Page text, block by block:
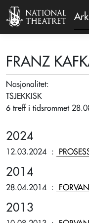
FRANZ
Nasjonalitet:
TSJEKKISK
6 treff i tidsrommet
2024
12.03.2024 :
2014
28.04.2014 :
2013